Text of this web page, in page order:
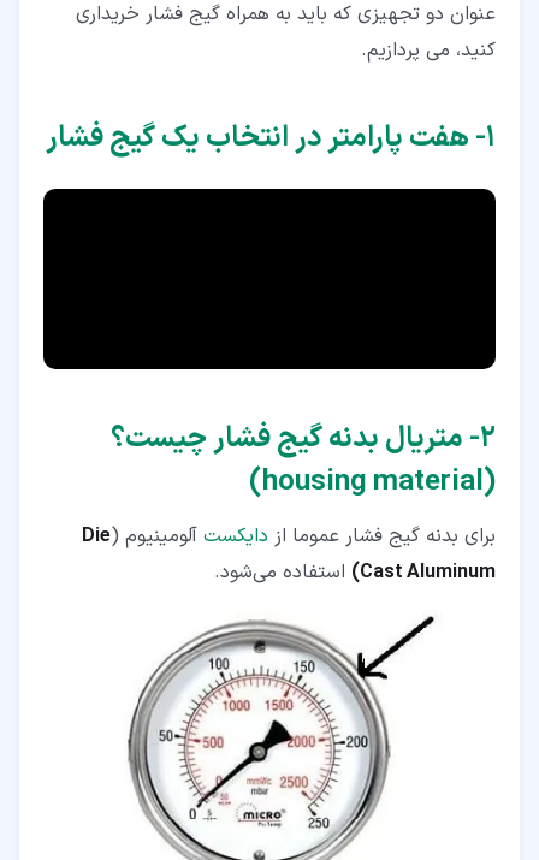
عنوان دو تجهیزی که باید به همراه گیج فشار خریداری
کنید، می پردازیم.
۱‏- هفت پارامتر در انتخاب یک گیج فشار
۲‏- متریال بدنه گیج فشار چیست؟
(housing material)
برای بدنه گیج فشار عموما از دایکست آلومینیوم (Die
Cast Aluminum) استفاده می‌شود.